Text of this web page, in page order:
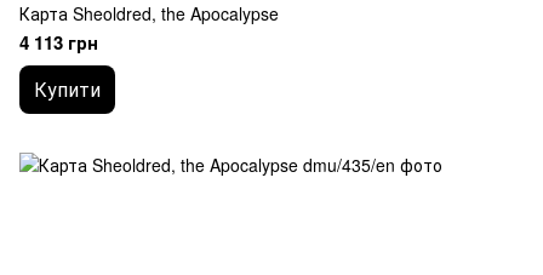
Карта Sheoldred, the Apocalypse
4 113 грн
Купити